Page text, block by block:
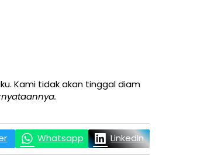
Kami tidak akan tinggal diam
Whatsapp LinkedIn